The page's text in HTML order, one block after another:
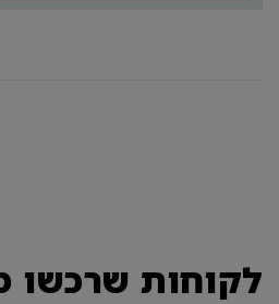
לקוחות שרכשו